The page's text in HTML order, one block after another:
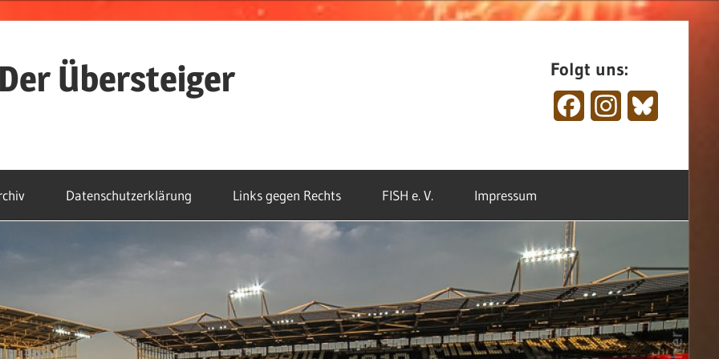
Der Übersteiger Folgt uns:
FacebookInstagram
Datenschutzerklärung Links gegen Rechts FISH e. V. Impressum